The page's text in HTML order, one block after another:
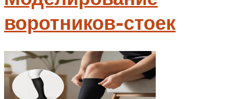
воротников-стоек